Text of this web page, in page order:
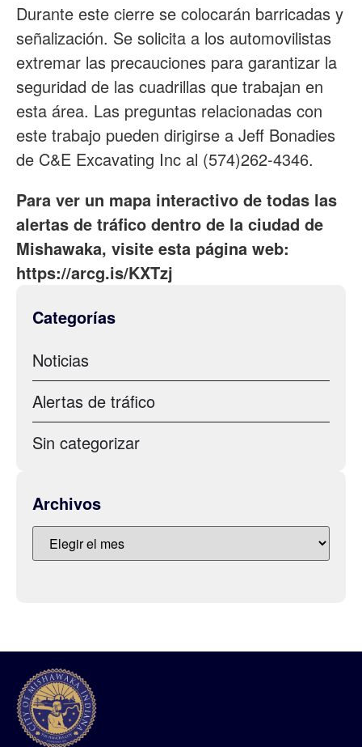
Durante este cierre se colocarán barricadas y
señalización. Se solicita a los automovilistas
extremar las precauciones para garantizar la
seguridad de las cuadrillas que trabajan en
esta área. Las preguntas relacionadas con
este trabajo pueden dirigirse a Jeff Bonadies
de C&E Excavating Inc al (574)262-4346.
Para ver un mapa interactivo de todas las
alertas de tráfico dentro de la ciudad de
Mishawaka, visite esta página web:
https://arcg.is/KXTzj
Categorías
Noticias
Alertas de tráfico
Sin categorizar
Archivos